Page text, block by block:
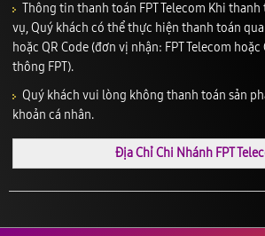
Thông tin thanh toán FPT Telecom Khi
vụ, Quý khách có thể thực hiện thanh toán
hoặc QR Code (đơn vị nhận: FPT Telecom
thông FPT).
Quý khách vui lòng không thanh toán sản
khoản cá nhân.
Địa Chỉ Chi Nhánh FPT